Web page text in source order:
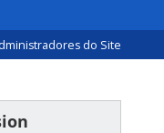
do Site